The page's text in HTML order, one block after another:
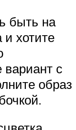
быть на
хотите
с
образ